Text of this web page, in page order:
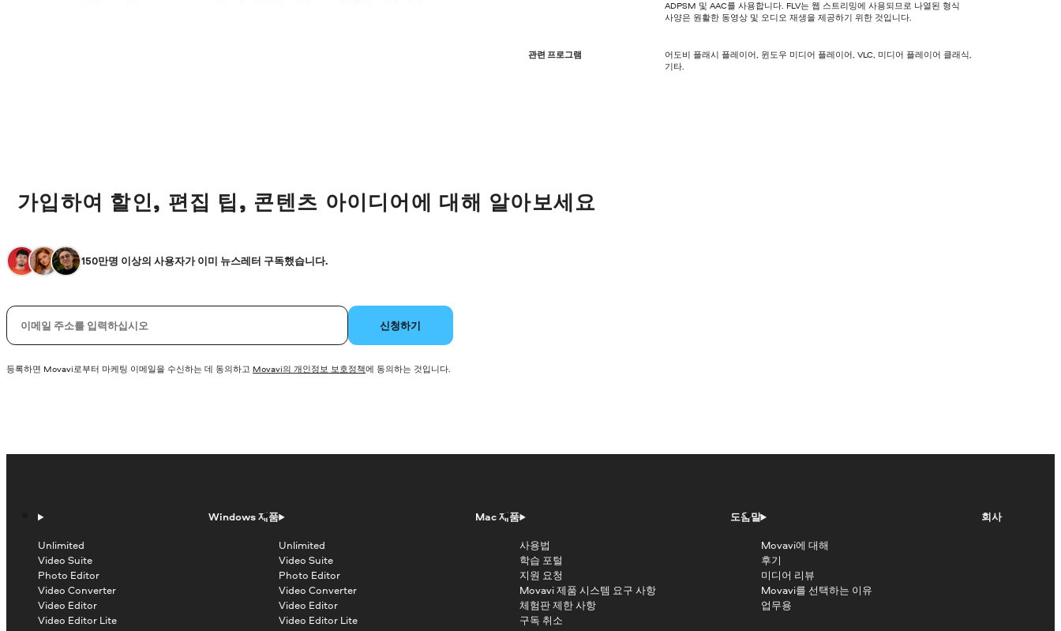
ADPSM 및 AAC를 사용합니다. FLV는 웹 스트리밍에 사용되므로 나열된 형식
사양은 원활한 동영상 및 오디오 재생을 제공하기 위한 것입니다.
관련 프로그램
어도비 플래시 플레이어, 윈도우 미디어 플레이어, VLC, 미디어 플레이어 클래식,
기타.
가입하여 할인, 편집 팁, 콘텐츠 아이디어에 대해 알아보세요
150만명 이상의 사용자가 이미 뉴스레터 구독했습니다.
이메일 신청하기
등록하면 Movavi로부터 마케팅 이메일을 수신하는 데 동의하고 Movavi의 개인정보 보호정책에 동의하는 것입니다.
Windows 제품
Unlimited
Video Suite
Photo Editor
Video Converter
Video Editor
Video Editor Lite
Mac 제품
Unlimited
Video Suite
Photo Editor
Video Converter
Video Editor
Video Editor Lite
도움말
사용법
학습 포털
지원 요청
Movavi 제품 시스템 요구 사항
체험판 제한 사항
구독 취소
회사
Movavi에 대해
후기
미디어 리뷰
Movavi를 선택하는 이유
업무용